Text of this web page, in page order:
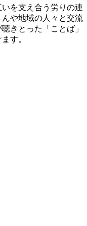
を支え合う労りの連
や地域の人々と交流
きとった「ことば」
す。